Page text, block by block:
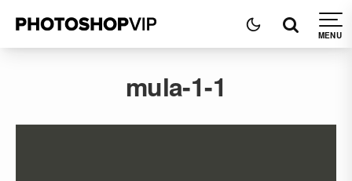
mula-1-1